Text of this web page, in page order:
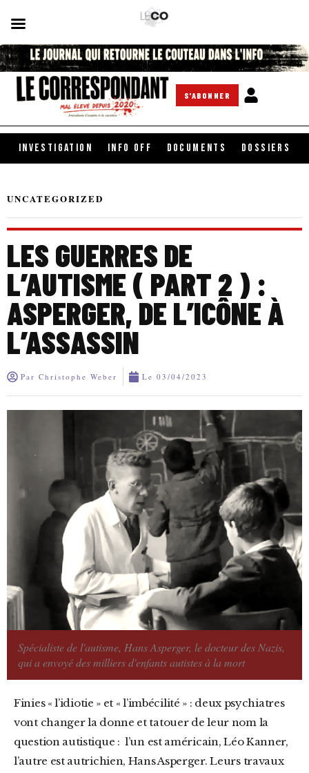
S'ABONNER
INVESTIGATION INFO OFF DOCUMENTS DOSSIERS
UNCATEGORIZED
LES GUERRES DE
L’AUTISME ( PART 2 ) :
ASPERGER, DE L’ICÔNE À
L’ASSASSIN
Par Christophe Weber Le 03/04/2023
Spécialiste de l'autisme, Hans Asperger, le docteur des Nazis,
qui a envoyé des milliers d'enfants autistes à la mort
Finies « l’idiotie » et « l’imbécilité » : deux psychiatres
vont changer la donne et tatouer de leur nom la
question autistique : l’un est américain, Léo Kanner,
l’autre est autrichien, Hans Asperger. Leurs travaux